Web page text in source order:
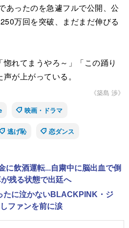
あったのを急遽フルで公開、公
万回を突破、まだまだ伸びる
れてまうやろ～」「この踊り
が上がっている。
《築島 渉》
映画・ドラマ
逃げ恥 恋ダンス
に飲酒運転...自粛中に脳出血で倒
残る状態で出廷へ
たに泣かないBLACKPINK・ジ
ファンを前に涙